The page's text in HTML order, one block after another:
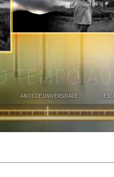
S
TEMPO
ANOS DE UNIVERSIDADE